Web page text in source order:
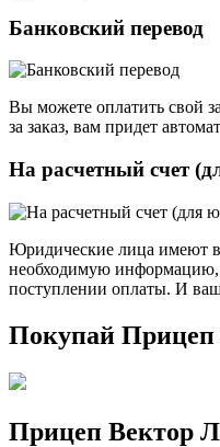
Банковский перевод
Вы можете оплатить свой
за заказ, вам придет
На расчетный счет
Юридические лица имеют
необходимую информацию,
поступлении оплаты. И ваш
Покупай Прицеп
Прицеп Вектор